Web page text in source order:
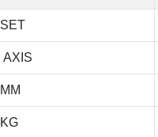
SET
AXIS
MM
KG